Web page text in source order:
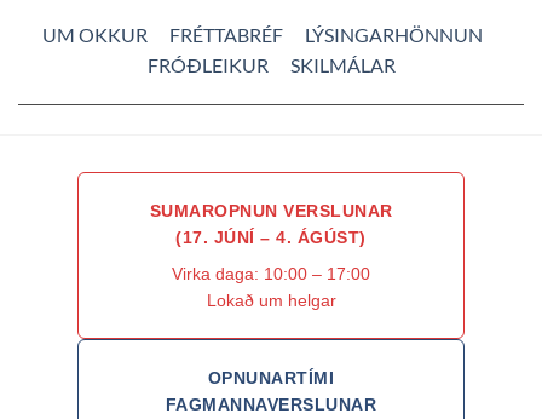
UM OKKUR FRÉTTABRÉF
LÝSINGARHÖNNUN
FRÓÐLEIKUR
SKILMÁLAR
SUMAROPNUN VERSLUNAR
(17. JÚNÍ – 4. ÁGÚST)
Virka daga: 10:00 – 17:00
Lokað um helgar
OPNUNARTÍMI
FAGMANNAVERSLUNAR